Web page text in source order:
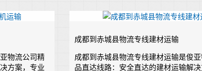
物流公司精
方案，专业
成都到赤城县物流专线建材运输
成都到赤城县物流专线建材运输是俊
品直达线路：安全直达的建材运输解